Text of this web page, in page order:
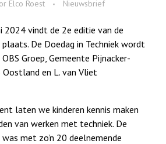
Elco Roest Nieuwsbrief
2024 vindt de 2e editie van de
plaats. De Doedag in Techniek wordt
Groep, Gemeente Pijnacker-
en L. van Vliet
laten we kinderen kennis maken
van werken met techniek. De
met zo’n 20 deelnemende